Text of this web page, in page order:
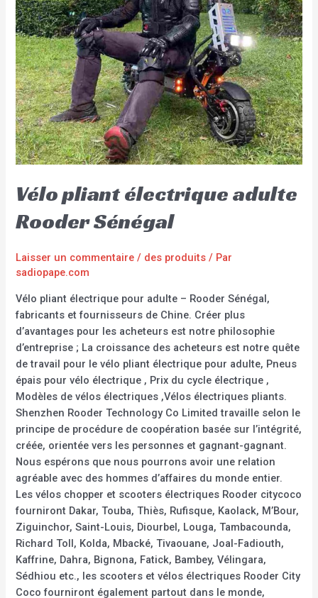
Vélo pliant électrique adulte
Rooder Sénégal
Laisser un commentaire / des produits / Par
sadiopape.com
Vélo pliant électrique pour adulte – Rooder Sénégal,
fabricants et fournisseurs de Chine. Créer plus
d’avantages pour les acheteurs est notre philosophie
d’entreprise ; La croissance des acheteurs est notre quête
de travail pour le vélo pliant électrique pour adulte, Pneus
épais pour vélo électrique , Prix du cycle électrique ,
Modèles de vélos électriques ,Vélos électriques pliants.
Shenzhen Rooder Technology Co Limited travaille selon le
principe de procédure de coopération basée sur l’intégrité,
créée, orientée vers les personnes et gagnant-gagnant.
Nous espérons que nous pourrons avoir une relation
agréable avec des hommes d’affaires du monde entier.
Les vélos chopper et scooters électriques Rooder citycoco
fourniront Dakar, Touba, Thiès, Rufisque, Kaolack, M’Bour,
Ziguinchor, Saint-Louis, Diourbel, Louga, Tambacounda,
Richard Toll, Kolda, Mbacké, Tivaouane, Joal-Fadiouth,
Kaffrine, Dahra, Bignona, Fatick, Bambey, Vélingara,
Sédhiou etc., les scooters et vélos électriques Rooder City
Coco fourniront également partout dans le monde,